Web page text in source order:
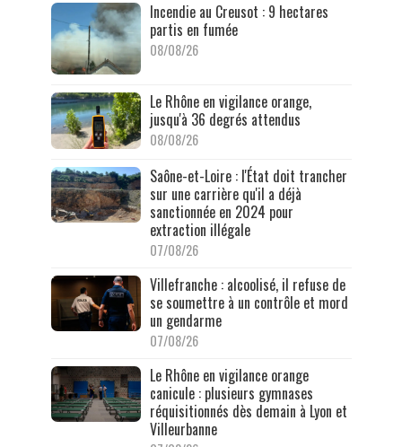
Incendie au Creusot : 9 hectares
partis en fumée
08/08/26
Le Rhône en vigilance orange,
jusqu'à 36 degrés attendus
08/08/26
Saône-et-Loire : l'État doit trancher
sur une carrière qu'il a déjà
sanctionnée en 2024 pour
extraction illégale
07/08/26
Villefranche : alcoolisé, il refuse de
se soumettre à un contrôle et mord
un gendarme
07/08/26
Le Rhône en vigilance orange
canicule : plusieurs gymnases
réquisitionnés dès demain à Lyon et
Villeurbanne